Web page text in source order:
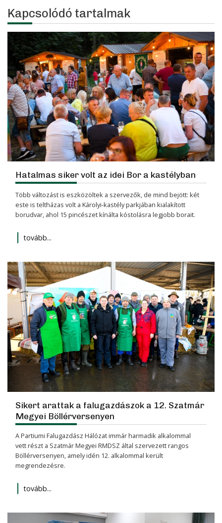
Kapcsolódó tartalmak
Hatalmas siker volt az idei Bor a kastélyban
Több változást is eszközöltek a szervezők, de mind bejött: két
este is teltházas volt a Károlyi-kastély parkjában kialakított
borudvar, ahol 15 pincészet kínálta kóstolásra legjobb borait.
tovább...
Sikert arattak a falugazdászok a 12. Szatmár
Megyei Böllérversenyen
A Partiumi Falugazdász Hálózat immár harmadik alkalommal
vett részt a Szatmár Megyei RMDSZ által szervezett rangos
Böllérversenyen, amely idén 12. alkalommal került
megrendezésre.
tovább...